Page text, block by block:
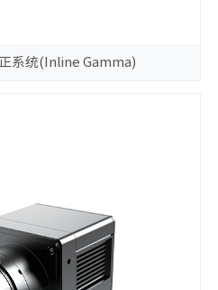
系统(Inline Gamma)